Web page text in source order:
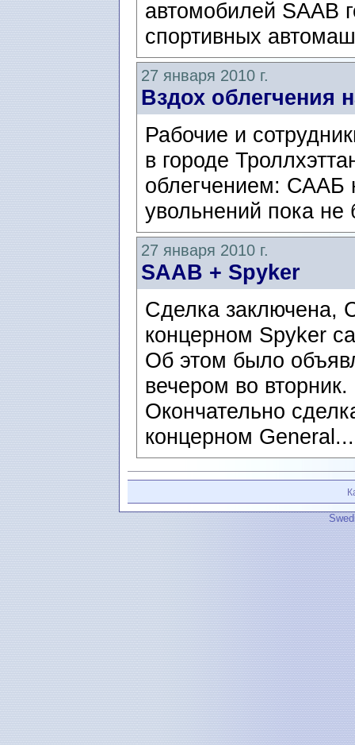
автомобилей SAAB
спортивных
27 января 2010 г.
Вздох облегчения
Рабочие и
в городе
облегчением: СААБ
увольнений пока не
27 января 2010 г.
SAAB + Spyker
Сделка заключена,
концерном Spyker
Об этом было
вечером во вторник.
Окончательно
концерном